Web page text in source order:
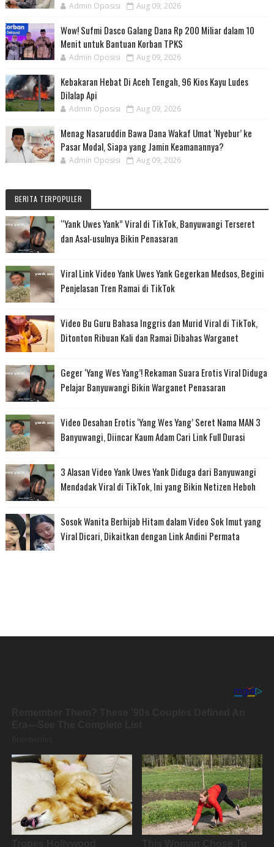
Admin Oposisi Aug 09, 2026
Wow! Sufmi Dasco Galang Dana Rp 200 Miliar dalam 10
Menit untuk Bantuan Korban TPKS
Admin Oposisi Aug 09, 2026
Kebakaran Hebat Di Aceh Tengah, 96 Kios Kayu Ludes
Dilalap Api
Admin Oposisi Aug 09, 2026
Menag Nasaruddin Bawa Dana Wakaf Umat ‘Nyebur’ ke
Pasar Modal, Siapa yang Jamin Keamanannya?
Admin Oposisi Aug 09, 2026
BERITA TERPOPULER
“Yank Uwes Yank” Viral di TikTok, Banyuwangi Terseret
dan Asal-usulnya Bikin Penasaran
Viral Link Video Yank Uwes Yank Gegerkan Medsos, Begini
Penjelasan Tren Ramai di TikTok
Video Bu Guru Bahasa Inggris dan Murid Viral di TikTok,
Ditonton Ribuan Kali dan Ramai Dibahas Warganet
Geger ‘Yang Wes Yang’! Rekaman Suara Erotis Viral Diduga
Pelajar Banyuwangi Bikin Warganet Penasaran
Video Desahan Erotis ‘Yang Wes Yang’ Seret Nama MAN 3
Banyuwangi, Diincar Kaum Adam Cari Link Full Durasi
3 Alasan Video Yank Uwes Yank Diduga dari Banyuwangi
Mendadak Viral di TikTok, Ini yang Bikin Netizen Heboh
Sosok Wanita Berhijab Hitam dalam Video Sok Imut yang
Viral Dicari, Dikaitkan dengan Link Andini Permata